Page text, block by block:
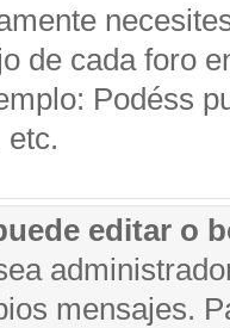
de cada foro
Podéss
etc.
editar o
mensajes.